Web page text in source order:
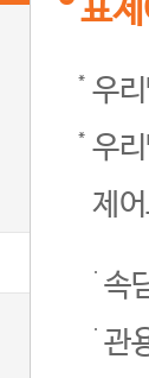
표제
우
우
제
속
관